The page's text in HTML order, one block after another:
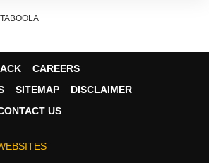
सुलझेंगी.
CAREERS
SITEMAP
DISCLAIMER
US